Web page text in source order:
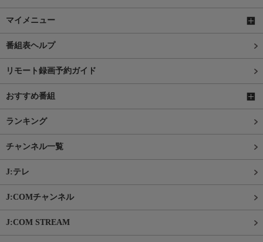
マイメニュー
番組表ヘルプ
リモート録画予約ガイド
おすすめ番組
ランキング
チャンネル一覧
J:テレ
J:COMチャンネル
J:COM STREAM